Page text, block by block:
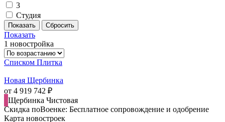
3
Студия
Показать
1 новостройка
Списком Плитка
Новая Щербинка
от 4 919 742 ₽
Щербинка Чистовая
Скидка поВоенке: Бесплатное сопровождение и одобрение
Карта новостроек